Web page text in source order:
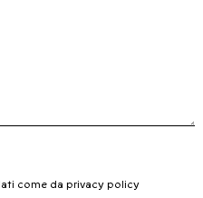
come da privacy policy